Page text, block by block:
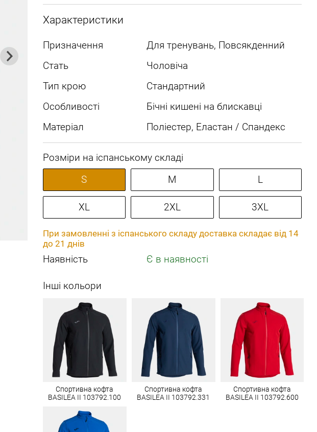
Характеристики
Призначення
Для тренувань, Повсякденний
Стать
Чоловіча
Тип крою
Стандартний
Особливості
Бічні кишені на блискавці
Матеріал
Поліестер, Еластан / Спандекс
Розміри на іспанському складі
S
M L
XL 2XL 3XL
При замовленні з іспанського складу доставка складає від 14
до 21 днів
Наявність Є в наявності
Інші кольори
Спортивна кофта
BASILEA II 103792.100
Спортивна кофта
BASILEA II 103792.331
Спортивна кофта
BASILEA II 103792.600